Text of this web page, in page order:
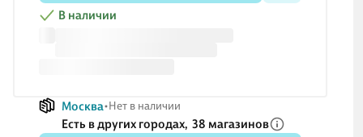
В наличии
Москва Нет в наличии
Есть в других городах, 38 магазинов